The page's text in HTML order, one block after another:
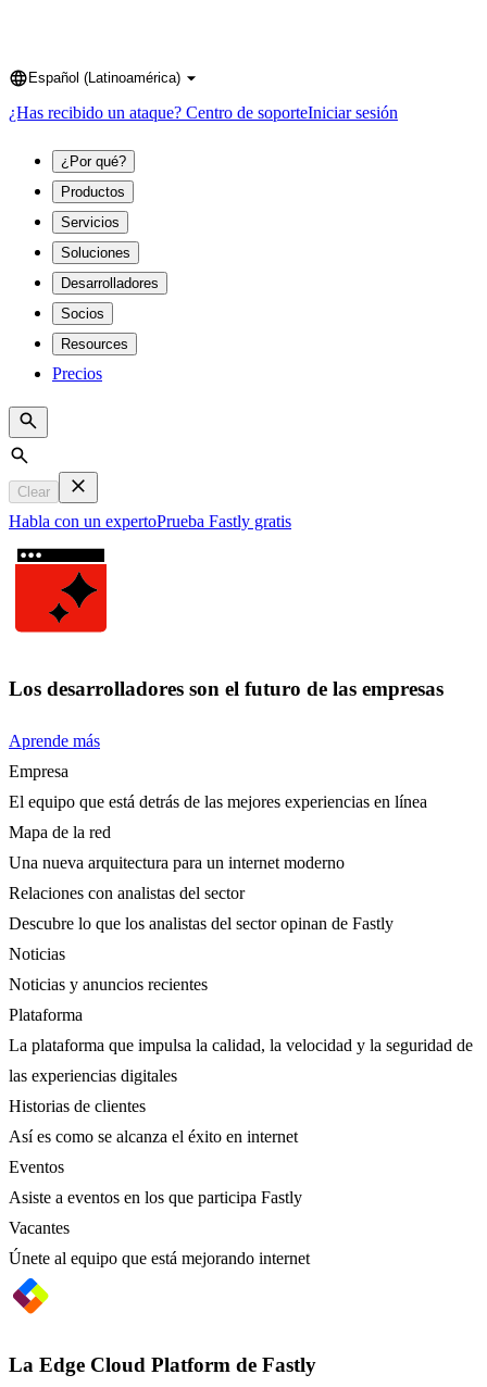
Language
Español (Latinoamérica)
¿Has recibido un ataque? Centro de soporteIniciar sesión
¿Por qué?
Productos
Servicios
Soluciones
Desarrolladores
Socios
Resources
Precios
Search
Clear
Habla con un expertoPrueba Fastly gratis
Los desarrolladores son el futuro de las empresas
Aprende más
Empresa
El equipo que está detrás de las mejores experiencias en línea
Mapa de la red
Una nueva arquitectura para un internet moderno
Relaciones con analistas del sector
Descubre lo que los analistas del sector opinan de Fastly
Noticias
Noticias y anuncios recientes
Plataforma
La plataforma que impulsa la calidad, la velocidad y la seguridad de
las experiencias digitales
Historias de clientes
Así es como se alcanza el éxito en internet
Eventos
Asiste a eventos en los que participa Fastly
Vacantes
Únete al equipo que está mejorando internet
La Edge Cloud Platform de Fastly